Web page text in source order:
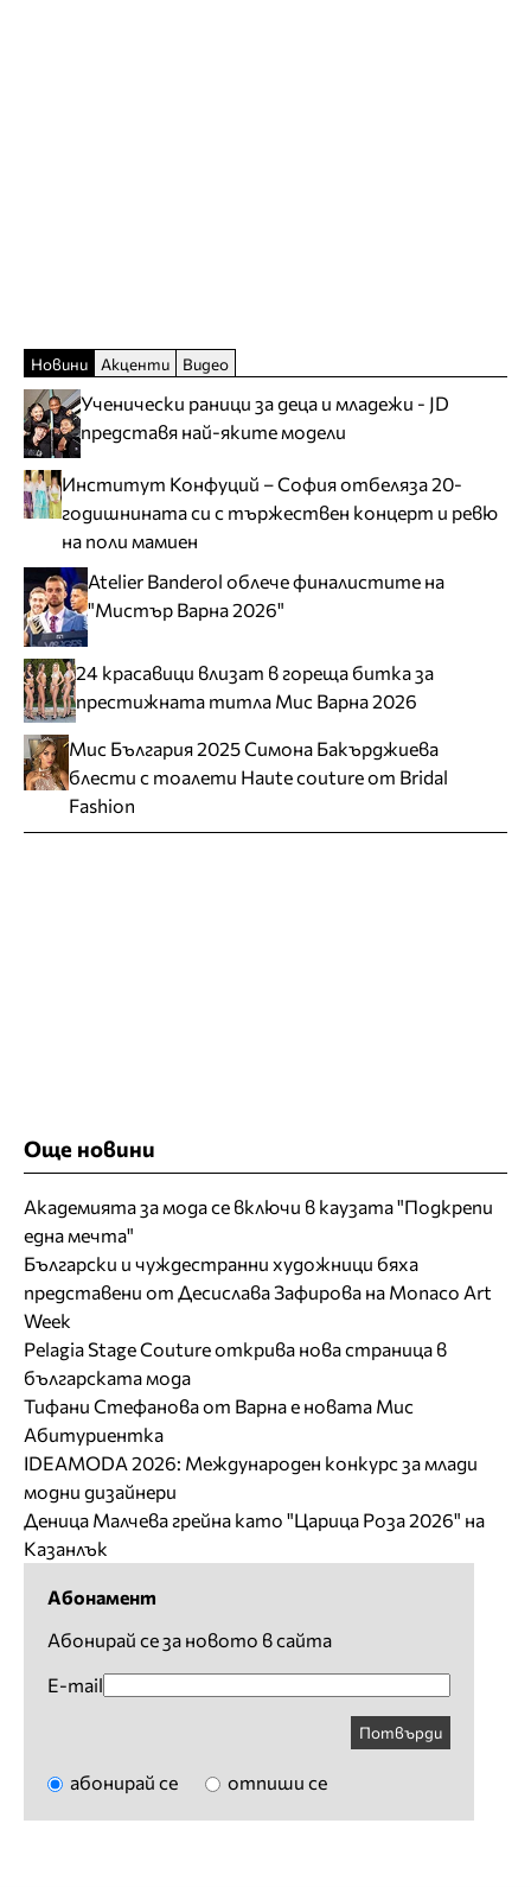
Новини Акценти Видео
Ученически раници за деца и младежи - JD
представя най-яките модели
Институт Конфуций – София отбеляза 20-
годишнината си с тържествен концерт и ревю
на поли мамиен
Atelier Banderol облече финалистите на
"Мистър Варна 2026"
24 красавици влизат в гореща битка за
престижната титла Мис Варна 2026
Мис България 2025 Симона Бакърджиева
блести с тоалети Haute couture от Bridal
Fashion
Още новини
Академията за мода се включи в каузата "Подкрепи
една мечта"
Български и чуждестранни художници бяха
представени от Десислава Зафирова на Monaco Art
Week
Pelagia Stage Couture открива нова страница в
българската мода
Тифани Стефанова от Варна е новата Мис
Абитуриентка
IDEAMODA 2026: Международен конкурс за млади
модни дизайнери
Деница Малчева грейна като "Царица Роза 2026" на
Казанлък
Абонамент
Абонирай се за новото в сайта
E-mail
Потвърди
абонирай се отпиши се